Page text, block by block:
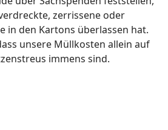
zerrissene oder
in den Kartons überlassen hat.
unsere Müllkosten allein auf
immens sind.